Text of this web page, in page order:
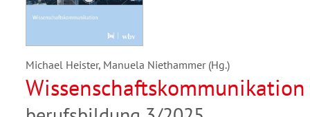
Michael Heister, Manuela Niethammer (Hg.)
Wissenschaftskommunikation